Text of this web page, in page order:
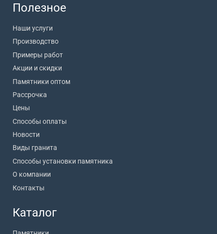
Каталог
Полезное
Наши услуги
Производство
Примеры работ
Акции и скидки
Памятники оптом
Рассрочка
Цены
Способы оплаты
Новости
Виды гранита
Способы установки памятника
О компании
Контакты